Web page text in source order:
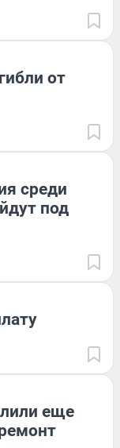
от
среди
под
еще